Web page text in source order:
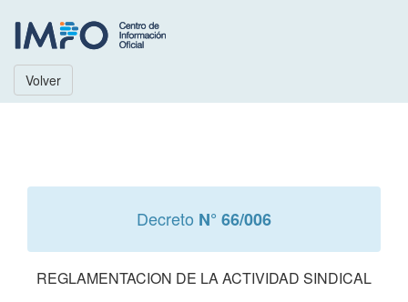
Volver
Decreto N° 66/006
REGLAMENTACION DE LA ACTIVIDAD SINDICAL